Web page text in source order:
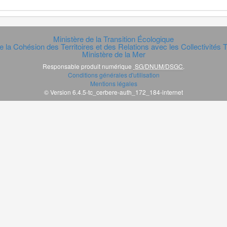
Ministère de la Transition Écologique
la Cohésion des Territoires et des Relations avec les Collectivités
Ministère de la Mer
Responsable produit numérique SG/DNUM/DSGC
Conditions générales d'utilisation
Mentions légales
© Version 6.4.5-tc_cerbere-auth_172_184-internet